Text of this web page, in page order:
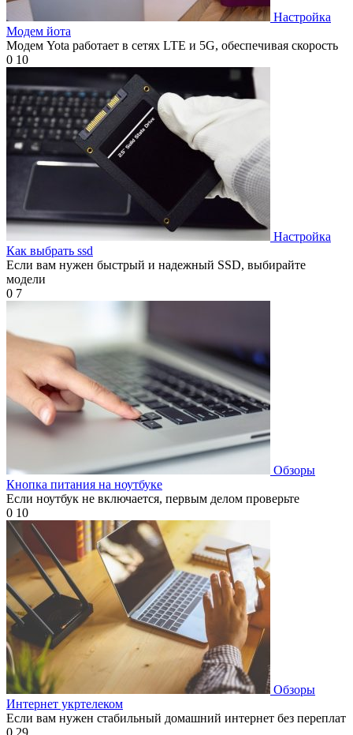
Настройка
Модем йота
Модем Yota работает в сетях LTE и 5G, обеспечивая скорость
0 10
Настройка
Как выбрать ssd
Если вам нужен быстрый и надежный SSD, выбирайте
модели
0 7
Обзоры
Кнопка питания на ноутбуке
Если ноутбук не включается, первым делом проверьте
0 10
Обзоры
Интернет укртелеком
Если вам нужен стабильный домашний интернет без переплат
0 29